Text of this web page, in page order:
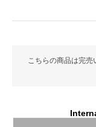
こちらの商品は完